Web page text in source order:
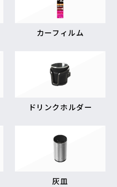
カーフィルム
ドリンクホルダー
灰皿